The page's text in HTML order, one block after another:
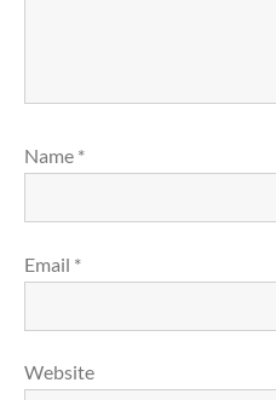
Name *
Email *
Website